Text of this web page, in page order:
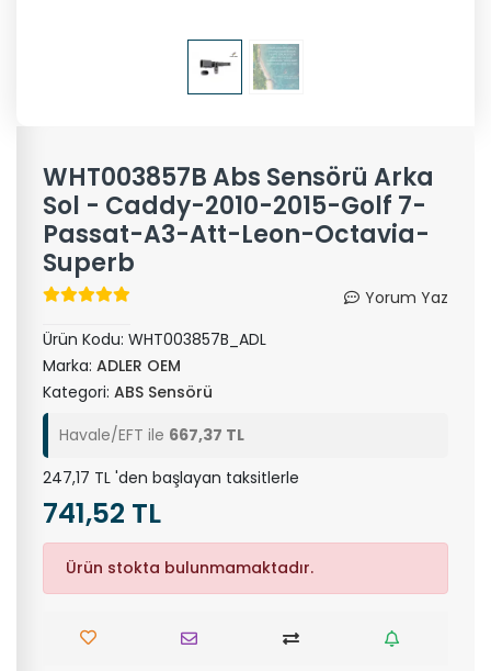
WHT003857B Abs Sensörü Arka
Sol - Caddy-2010-2015-Golf 7-
Passat-A3-Att-Leon-Octavia-
Superb
Yorum Yaz
Ürün Kodu: WHT003857B_ADL
Marka: ADLER OEM
Kategori: ABS Sensörü
Havale/EFT ile 667,37 TL
247,17 TL 'den başlayan taksitlerle
741,52 TL
Ürün stokta bulunmamaktadır.